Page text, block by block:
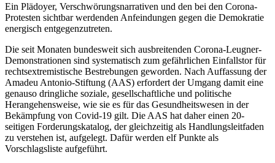
Ein Plädoyer, Verschwörungsnarrativen und den bei den Corona-
Protesten sichtbar werdenden Anfeindungen gegen die Demokratie
energisch entgegenzutreten.
Die seit Monaten bundesweit sich ausbreitenden Corona-Leugner-
Demonstrationen sind systematisch zum gefährlichen Einfallstor für
rechtsextremistische Bestrebungen geworden. Nach Auffassung der
Amadeu Antonio-Stiftung (AAS) erfordert der Umgang damit eine
genauso dringliche soziale, gesellschaftliche und politische
Herangehensweise, wie sie es für das Gesundheitswesen in der
Bekämpfung von Covid-19 gilt. Die AAS hat daher einen 20-
seitigen Forderungskatalog, der gleichzeitig als Handlungsleitfaden
zu verstehen ist, aufgelegt. Dafür werden elf Punkte als
Vorschlagsliste aufgeführt.